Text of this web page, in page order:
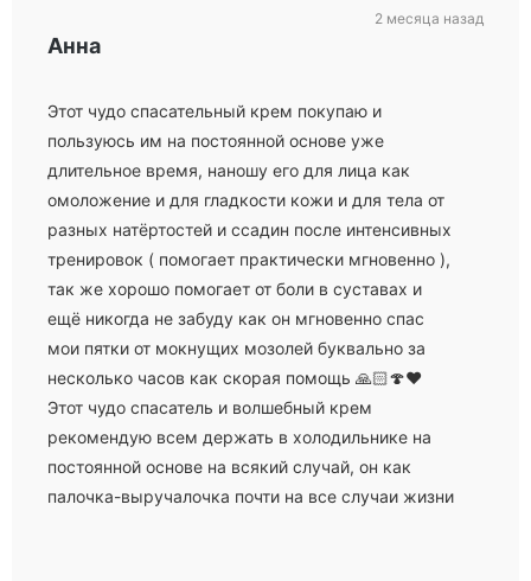
Анна
Этот чудо спасательный крем покупаю и
пользуюсь им на постоянной основе уже
длительное время, наношу его для лица как
омоложение и для гладкости кожи и для тела от
разных натёртостей и ссадин после интенсивных
тренировок ( помогает практически мгновенно ),
так же хорошо помогает от боли в суставах и
ещё никогда не забуду как он мгновенно спас
мои пятки от мокнущих мозолей буквально за
несколько часов как скорая помощь 🙏🏻🍄❤️
Этот чудо спасатель и волшебный крем
рекомендую всем держать в холодильнике на
постоянной основе на всякий случай, он как
палочка-выручалочка почти на все случаи жизни
2 месяца назад